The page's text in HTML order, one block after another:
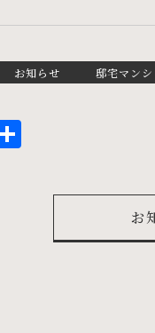
お知らせ 邸宅マン
お